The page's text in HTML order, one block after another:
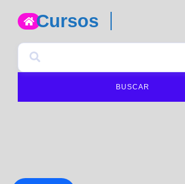
Cursos
BUSCAR